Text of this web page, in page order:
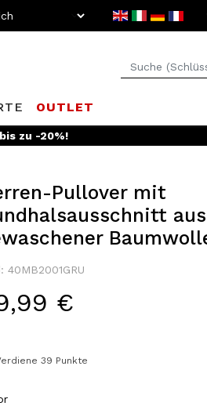
OUTLET
Sie Mitglied im
Pullover mit
40MB2001GRU
€
39 Punkte